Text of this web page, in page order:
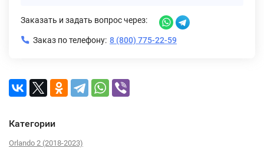
Заказать и задать вопрос через:
Заказ по телефону: 8 (800) 775-22-59
Категории
Orlando 2 (2018-2023)